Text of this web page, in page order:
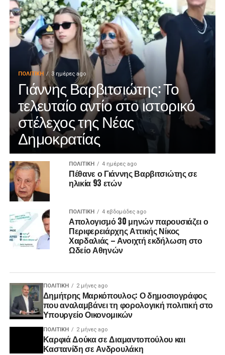
ΠΟΛΙΤΙΚΉ 3 ημέρες ago
Γιάννης Βαρβιτσιώτης: Το
τελευταίο αντίο στο ιστορικό
στέλεχος της Νέας
Δημοκρατίας
ΠΟΛΙΤΙΚΉ 4 ημέρες ago
Πέθανε ο Γιάννης Βαρβιτσιώτης σε
ηλικία 93 ετών
ΠΟΛΙΤΙΚΉ 4 εβδομάδες ago
Απολογισμό 30 μηνών παρουσιάζει ο
Περιφερειάρχης Αττικής Νίκος
Χαρδαλιάς – Ανοιχτή εκδήλωση στο
Ωδείο Αθηνών
ΠΟΛΙΤΙΚΉ 2 μήνες ago
Δημήτρης Μαρκόπουλος: Ο δημοσιογράφος
που αναλαμβάνει τη φορολογική πολιτική στο
Υπουργείο Οικονομικών
ΠΟΛΙΤΙΚΉ 2 μήνες ago
Καρφιά Δούκα σε Διαμαντοπούλου και
Καστανίδη σε Ανδρουλάκη